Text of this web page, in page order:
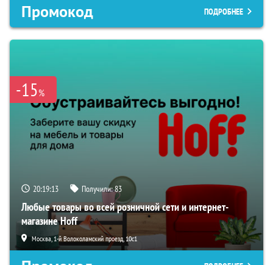
Промокод ПОДРОБНЕЕ
-15%
20:19:12 Получили:83
Любые товары во всей розничной сети и интернет-
магазине Hoff
Москва, 1-й Волоколамский проезд, 10с1